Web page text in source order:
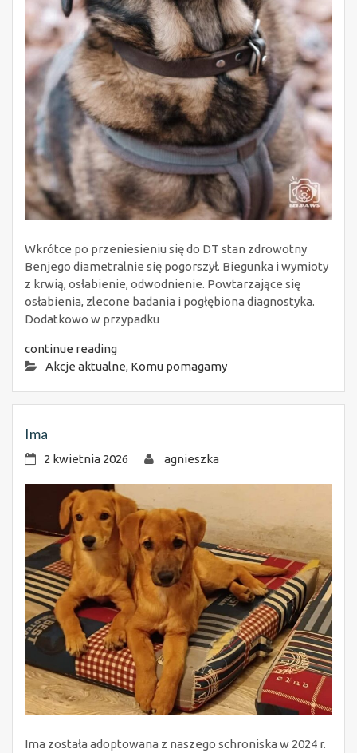
Wkrótce po przeniesieniu się do DT stan zdrowotny
Benjego diametralnie się pogorszył. Biegunka i wymioty
z krwią, osłabienie, odwodnienie. Powtarzające się
osłabienia, zlecone badania i pogłębiona diagnostyka.
Dodatkowo w przypadku
continue reading
Akcje aktualne, Komu pomagamy
Ima
2 kwietnia 2026 agnieszka
Ima została adoptowana z naszego schroniska w 2024 r.